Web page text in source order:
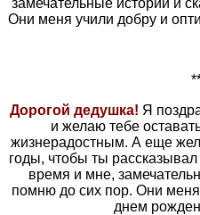
Они меня учили добру и
Дорогой дедушка! Я
и желаю тебе
жизнерадостным. А еще
годы, чтобы ты
время и мне,
помню до сих пор. Они
днем